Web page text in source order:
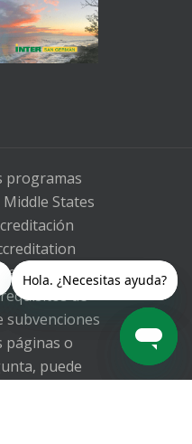
programas
States
de
subvenciones
páginas o
puede